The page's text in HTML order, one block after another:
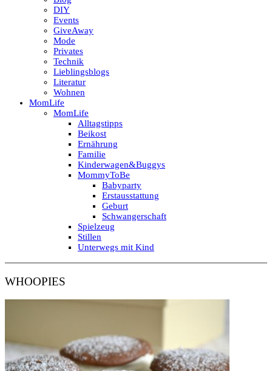
DIY
Events
GiveAway
Mode
Privates
Technik
Lieblingsblogs
Literatur
Wohnen
MomLife
MomLife
Alltagstipps
Beikost
Ernährung
Familie
Kinderwagen&Buggys
MommyToBe
Babyparty
Erstausstattung
Geburt
Schwangerschaft
Spielzeug
Stillen
Unterwegs mit Kind
WHOOPIES